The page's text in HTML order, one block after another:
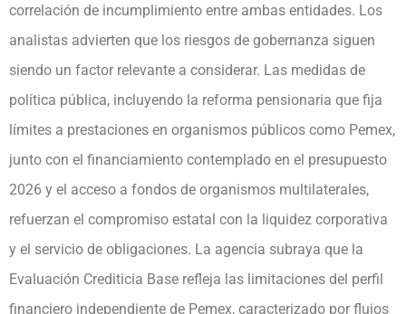
correlación de incumplimiento entre ambas entidades. Los
analistas advierten que los riesgos de gobernanza siguen
siendo un factor relevante a considerar. Las medidas de
política pública, incluyendo la reforma pensionaria que fija
límites a prestaciones en organismos públicos como Pemex,
junto con el financiamiento contemplado en el presupuesto
2026 y el acceso a fondos de organismos multilaterales,
refuerzan el compromiso estatal con la liquidez corporativa
y el servicio de obligaciones. La agencia subraya que la
Evaluación Crediticia Base refleja las limitaciones del perfil
financiero independiente de Pemex, caracterizado por flujos